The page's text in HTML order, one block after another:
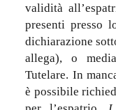
validità
presenti presso
dichiarazione
allega), o
Tutelare. In
è possibile